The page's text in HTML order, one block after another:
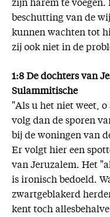
zijn harem te
beschutting van de
kunnen wachten tot
zij ook niet in de
1:8 De dochters van
Sulammitische
"Als u het niet weet,
volg dan de sporen
bij de woningen van
Er volgt hier een
van Jeruzalem. Het
is ironisch bedoeld.
zwartgeblakerd
kent toch